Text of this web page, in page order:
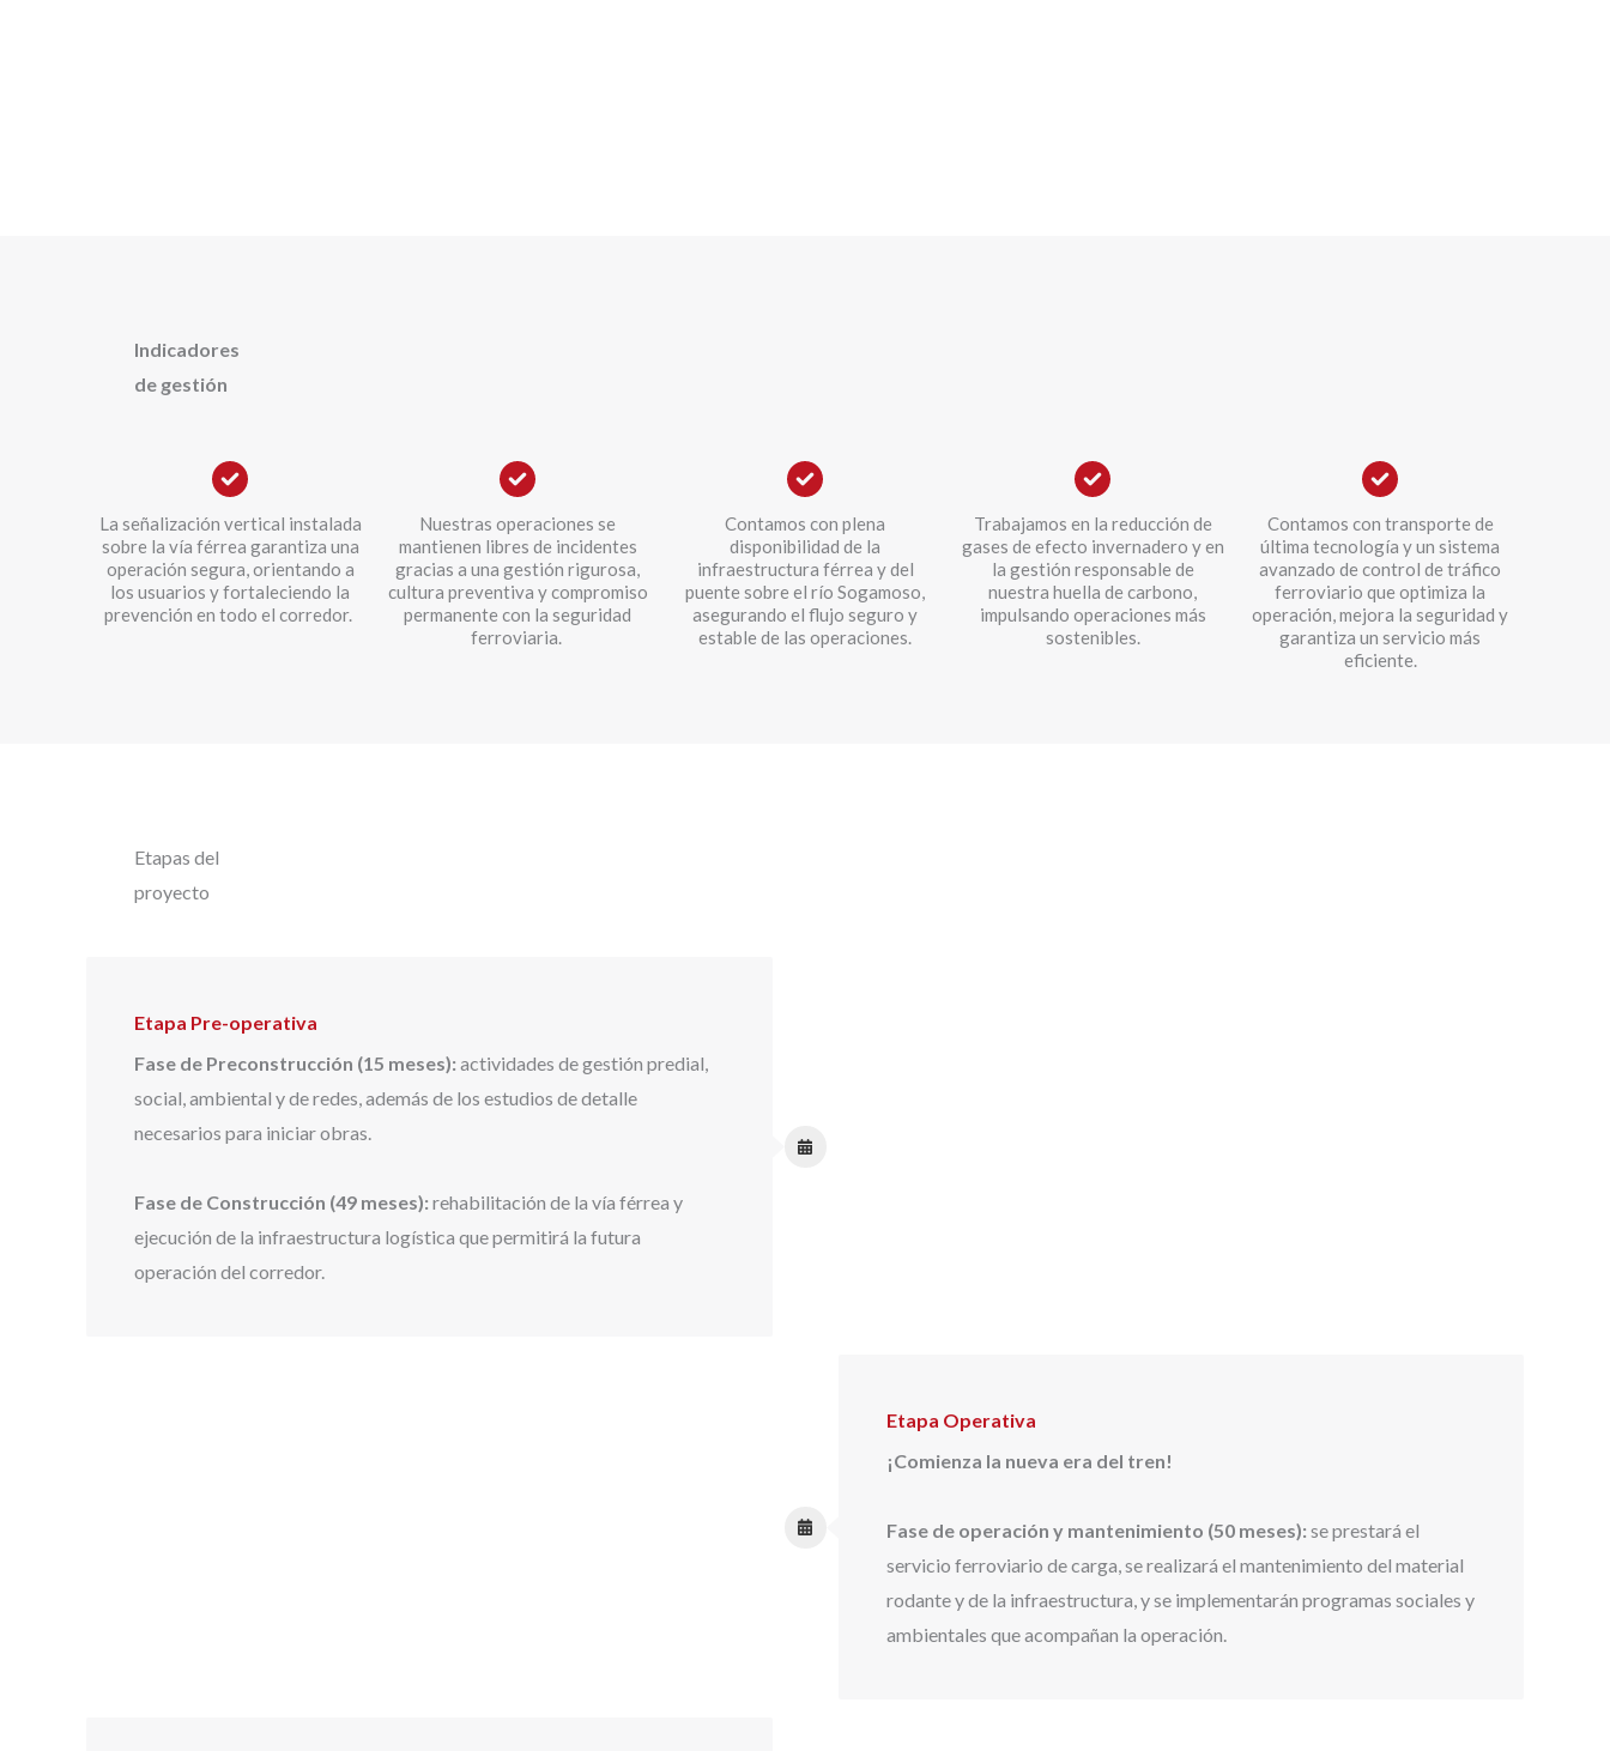
Indicadores
de gestión
La señalización vertical instalada
sobre la vía férrea garantiza una
operación segura, orientando a
los usuarios y fortaleciendo la
prevención en todo el corredor.
Nuestras operaciones se
mantienen libres de incidentes
gracias a una gestión rigurosa,
cultura preventiva y compromiso
permanente con la seguridad
ferroviaria.
Contamos con plena
disponibilidad de la
infraestructura férrea y del
puente sobre el río Sogamoso,
asegurando el flujo seguro y
estable de las operaciones.
Trabajamos en la reducción de
gases de efecto invernadero y en
la gestión responsable de
nuestra huella de carbono,
impulsando operaciones más
sostenibles.
Contamos con transporte de
última tecnología y un sistema
avanzado de control de tráfico
ferroviario que optimiza la
operación, mejora la seguridad y
garantiza un servicio más
eficiente.
Etapas del
proyecto
Etapa Pre-operativa
Fase de Preconstrucción (15 meses): actividades de gestión predial,
social, ambiental y de redes, además de los estudios de detalle
necesarios para iniciar obras.
Fase de Construcción (49 meses): rehabilitación de la vía férrea y
ejecución de la infraestructura logística que permitirá la futura
operación del corredor.
Etapa Operativa
¡Comienza la nueva era del tren!
Fase de operación y mantenimiento (50 meses): se prestará el
servicio ferroviario de carga, se realizará el mantenimiento del material
rodante y de la infraestructura, y se implementarán programas sociales y
ambientales que acompañan la operación.